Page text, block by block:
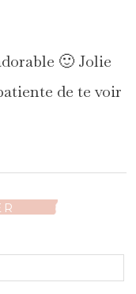
🙂 Jolie
de te voir